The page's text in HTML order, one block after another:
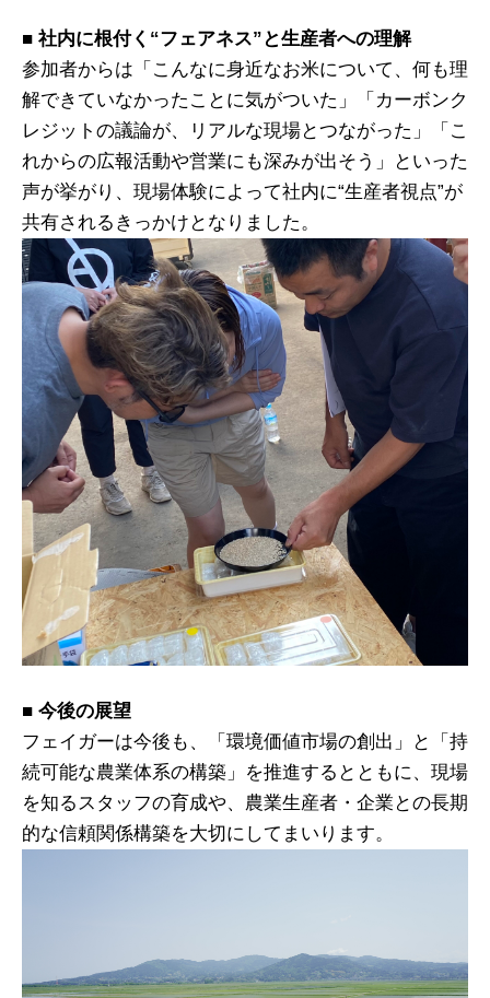
■ 社内に根付く“フェアネス”と生産者への理解
参加者からは「こんなに身近なお米について、何も理
解できていなかったことに気がついた」「カーボンク
レジットの議論が、リアルな現場とつながった」「こ
れからの広報活動や営業にも深みが出そう」といった
声が挙がり、現場体験によって社内に“生産者視点”が
共有されるきっかけとなりました。
■ 今後の展望
フェイガーは今後も、「環境価値市場の創出」と「持
続可能な農業体系の構築」を推進するとともに、現場
を知るスタッフの育成や、農業生産者・企業との長期
的な信頼関係構築を大切にしてまいります。